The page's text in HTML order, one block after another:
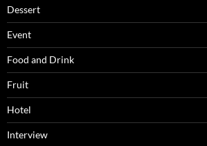
Dessert
Event
Food and Drink
Fruit
Hotel
Interview